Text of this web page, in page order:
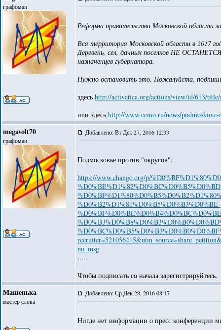
графоман
Реформа правительства Московской области
Вся территория Московской области в 2017
Деревень, сел, дачных поселков НЕ
назначенцев губернатора.
Нужно остановить это. Пожалуйста,
здесь http://activatica.org/actions/view/id/613/title/
или здесь http://www.ecmo.ru/news/
megavolt70
графоман
Добавлено: Вт Дек 27, 2016 12:33
Подмосковье против "округов".
https://www.change.org/p/
%D0%B2%D1%81%D0%B5%D0%B3%D0%BE-
no_msg
.....
Чтобы подписать со начала зарегистрируйтесь.
Машенька
мастер слова
Добавлено: Ср Дек 28, 2016 08:17
Нигде нет информации о пресс конференции